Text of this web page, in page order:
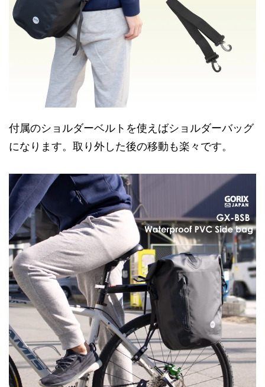
付属のショルダーベルトを使えばショルダーバッグ
になります。取り外した後の移動も楽々です。